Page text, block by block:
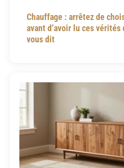
Chauffage : arrêtez de
avant d’avoir lu ces vérités
vous dit